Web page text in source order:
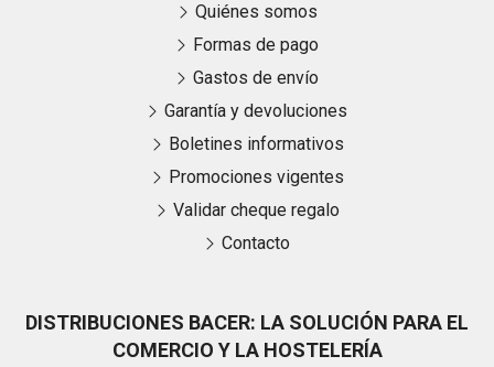
DISTRIBUCIONES BACER: LA SOLUCIÓN PARA EL
COMERCIO Y LA HOSTELERÍA
Quiénes somos
Formas de pago
Gastos de envío
Garantía y devoluciones
Boletines informativos
Promociones vigentes
Validar cheque regalo
Contacto